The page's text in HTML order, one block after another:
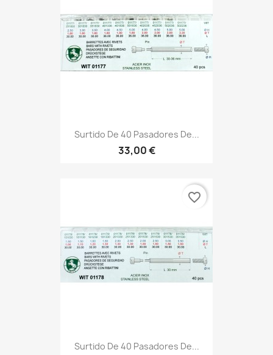
Surtido De 40 Pasadores De...
33,00 €
Surtido De 40 Pasadores De...
favorite_border